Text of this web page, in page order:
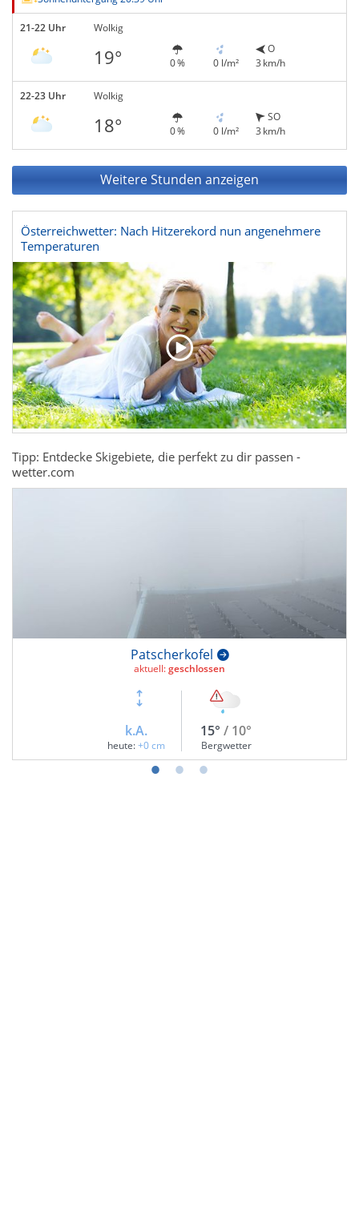
21-22 Uhr Wolkig
19° 0 % 0 l/m²
O
3 km/h
22-23 Uhr Wolkig
18° 0 % 0 l/m²
SO
3 km/h
Weitere Stunden anzeigen
Österreichwetter: Nach Hitzerekord nun angenehmere
Temperaturen
Tipp: Entdecke Skigebiete, die perfekt zu dir passen -
wetter.com
Patscherkofel
aktuell:geschlossen
k.A.
heute:+0 cm
15° / 10°
Bergwetter